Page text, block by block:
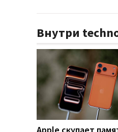
Внутри
Apple скупает